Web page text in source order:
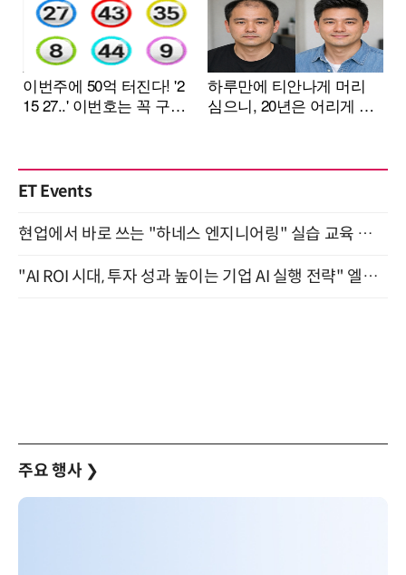
ET Events
현업에서 바로 쓰는 "하네스 엔지니어링" 실습 교육 워크숍 8월 20일 개최
"AI ROI 시대, 투자 성과 높이는 기업 AI 실행 전략" 엘타워 6층 (9월 18일)
주요 행사 ❯